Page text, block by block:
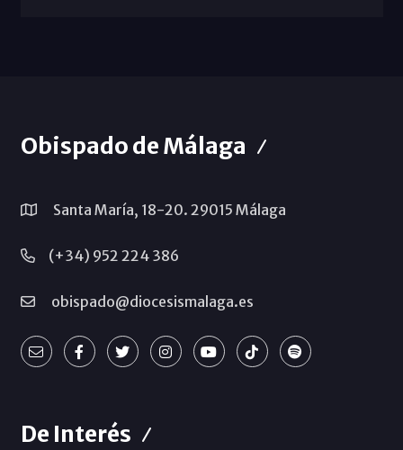
Obispado de Málaga
Santa María, 18-20. 29015 Málaga
(+34) 952 224 386
obispado@diocesismalaga.es
De Interés